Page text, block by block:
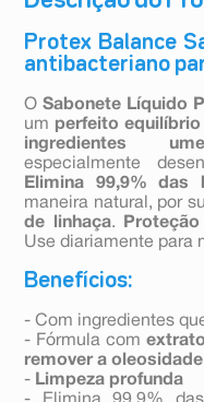
Protex Balance
antibacteriano
OSabonete Líquido
um perfeito equilíbrio
ingredientes
especialmente
Elimina 99,9% das
maneira natural, por
de linhaça.
Use diariamente para
Benefícios:
- Com ingredientes
- Fórmula com
remover a oleosidade
- Limpeza profunda